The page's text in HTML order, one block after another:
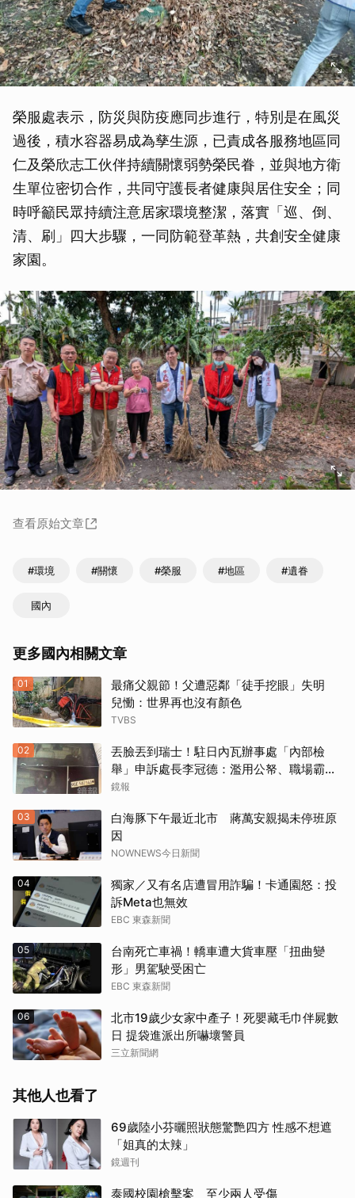
榮服處表示，防災與防疫應同步進行，特別是在風災
過後，積水容器易成為孳生源，已責成各服務地區同
仁及榮欣志工伙伴持續關懷弱勢榮民眷，並與地方衛
生單位密切合作，共同守護長者健康與居住安全；同
時呼籲民眾持續注意居家環境整潔，落實「巡、倒、
清、刷」四大步驟，一同防範登革熱，共創安全健康
家園。
查看原始文章
#環境 #關懷 #榮服 #地區 #遺眷
國內
更多國內相關文章
01
最痛父親節！父遭惡鄰「徒手挖眼」失明
兒慟：世界再也沒有顏色
TVBS
02
丟臉丟到瑞士！駐日內瓦辦事處「內部檢
舉」申訴處長李冠德：濫用公帑、職場霸
凌、超速仔拒繳罰單 外交部要查了
鏡報
03
白海豚下午最近北市 蔣萬安親揭未停班原
因
NOWNEWS今日新聞
04
獨家／又有名店遭冒用詐騙！卡通園怒：投
訴Meta也無效
EBC 東森新聞
05
台南死亡車禍！轎車遭大貨車壓「扭曲變
形」男駕駛受困亡
EBC 東森新聞
06
北市19歲少女家中產子！死嬰藏毛巾伴屍數
日 提袋進派出所嚇壞警員
三立新聞網
其他人也看了
69歲陸小芬曬照狀態驚艷四方 性感不想遮
「姐真的太辣」
鏡週刊
泰國校園槍擊案 至少兩人受傷